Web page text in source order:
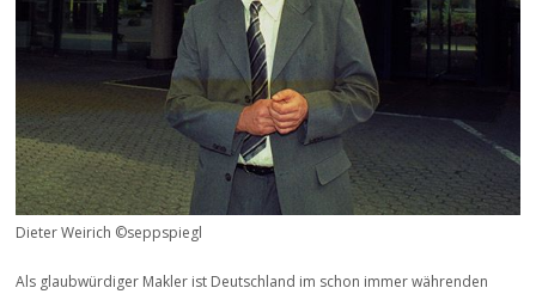
Dieter Weirich ©seppspiegl
Als glaubwürdiger Makler ist Deutschland im schon immer währenden